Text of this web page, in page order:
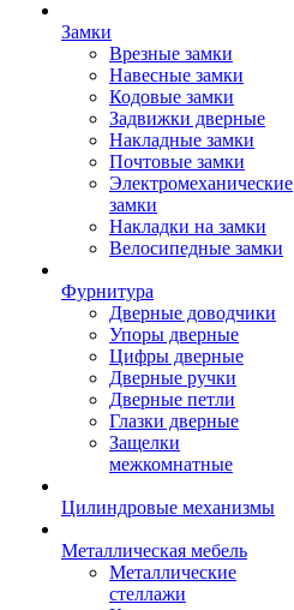
Замки
Врезные замки
Навесные замки
Кодовые замки
Задвижки дверные
Накладные замки
Почтовые замки
Электромеханические
замки
Накладки на замки
Велосипедные замки
Фурнитура
Дверные доводчики
Упоры дверные
Цифры дверные
Дверные ручки
Дверные петли
Глазки дверные
Защелки
межкомнатные
Цилиндровые механизмы
Металлическая мебель
Металлические
стеллажи